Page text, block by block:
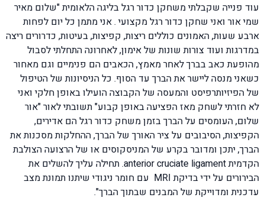
עוד פנייה שקבלתי משחקן כדור רגל בליגה הלאומית "שלום מאיר
שמי אור ואני שחקן כדור רגל מקצועי . אני מתמן כל יום לפחות
ארבע שעות, האמונים כוללים ריצות, קפיצות, בעיטות, כדרורים ריצה
במדרגות ועוד צורות שונות של אימון, לאחרונה התחלתי לסבול
מהופעת כאב בברך לאחר מאמץ, הכאבים הם פנימיים וגם מאחור
כשאני מנסה ליישר את הברך עד הסוף. כל הניסיונות של הטיפול
של הפיזיותרפיסט והמעסה של הקבוצה הועילו באופן חלקי ואני
לא חזרתי לשחק מאז הפציעה באופן קבוע" תשובתי לאור "אור
שלום, העומסים על הברך בזמן משחק כדור רגל הם אדירים,
הקפיצות, הסיבובים על ציר האורך של הברך, ההחלקות מסכנות את
הברך, יתכן ומדובר בקרע של המניסקוסים או של הרצועה הצולבת
הקדמית anterior cruciate ligament. תחילה עליך להשלים את
הבירורים על ידי בדיקת MRI עם חומר ניגודי שיתנו תמונת מצב
עדכנית ומדוייקת של המבנים שבתוך הברך".